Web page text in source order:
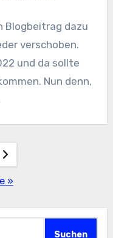
Blogbeitrag dazu
verschoben.
und da sollte
Nun denn,
»